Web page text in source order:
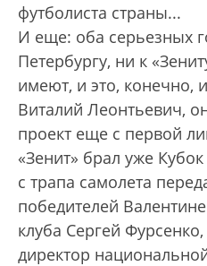
футболиста страны...
И еще: оба серьезных
Петербургу, ни к
имеют, и это, конечно,
Виталий Леонтьевич,
проект еще с первой
«Зенит» брал уже
с трапа самолета
победителей
клуба Сергей
директор